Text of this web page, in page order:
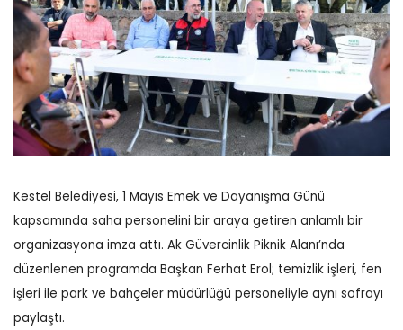
Kestel Belediyesi, 1 Mayıs Emek ve Dayanışma Günü
kapsamında saha personelini bir araya getiren anlamlı bir
organizasyona imza attı. Ak Güvercinlik Piknik Alanı’nda
düzenlenen programda Başkan Ferhat Erol; temizlik işleri, fen
işleri ile park ve bahçeler müdürlüğü personeliyle aynı sofrayı
paylaştı.